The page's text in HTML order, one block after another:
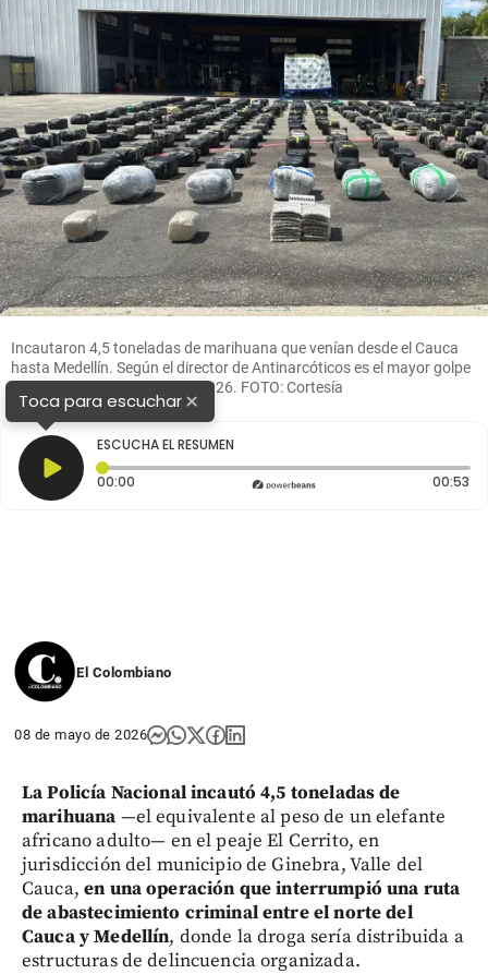
Incautaron 4,5 toneladas de marihuana que venían desde el Cauca
hasta Medellín. Según el director de Antinarcóticos es el mayor golpe
del tráfico de marihuana en 2026. FOTO: Cortesía
Toca para escuchar×
ESCUCHA EL RESUMEN
00:00 Tiempo transcurrido: 0 segundos 00:53
El Colombiano
08 de mayo de 2026
La Policía Nacional incautó 4,5 toneladas de
marihuana —el equivalente al peso de un elefante
africano adulto— en el peaje El Cerrito, en
jurisdicción del municipio de Ginebra, Valle del
Cauca, en una operación que interrumpió una ruta
de abastecimiento criminal entre el norte del
Cauca y Medellín, donde la droga sería distribuida a
estructuras de delincuencia organizada.